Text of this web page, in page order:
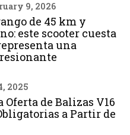
9, 2026
de 45 km y
este scooter cuesta
una
2025
Oferta de Balizas V16
a Partir de